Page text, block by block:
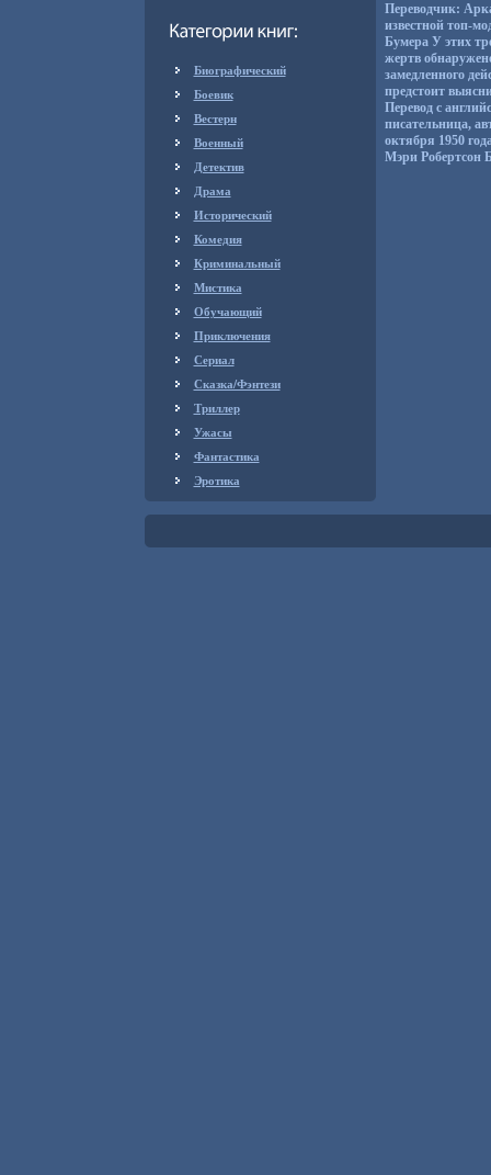
Биографический
Боевик
Вестерн
Военный
Детектив
Драма
Исторический
Комедия
Криминальный
Мистика
Обучающий
Приключения
Сериал
Сказка/Фэнтези
Триллер
Ужасы
Фантастика
Эротика
Переводчик:
известной топ-
Бумера У этих
жертв
замедленного
предстоит
Перевод с
писательница,
октября 1950
Мэри Робертсон